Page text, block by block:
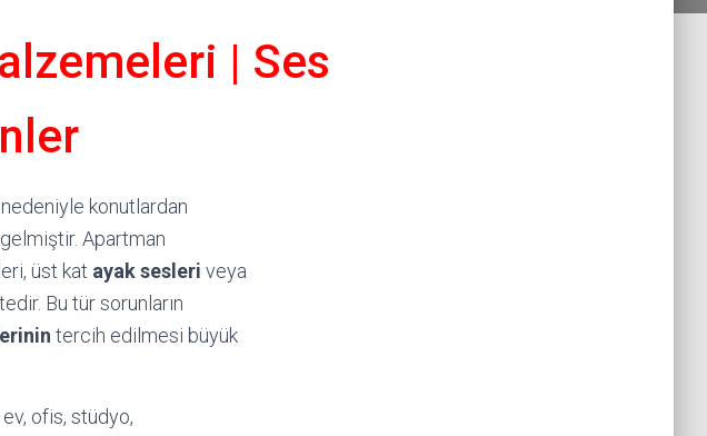
| Ses
konutlardan
Apartman
üst kat ayak sesleri veya
Bu tür sorunların
tercih edilmesi büyük
ev, ofis, stüdyo,